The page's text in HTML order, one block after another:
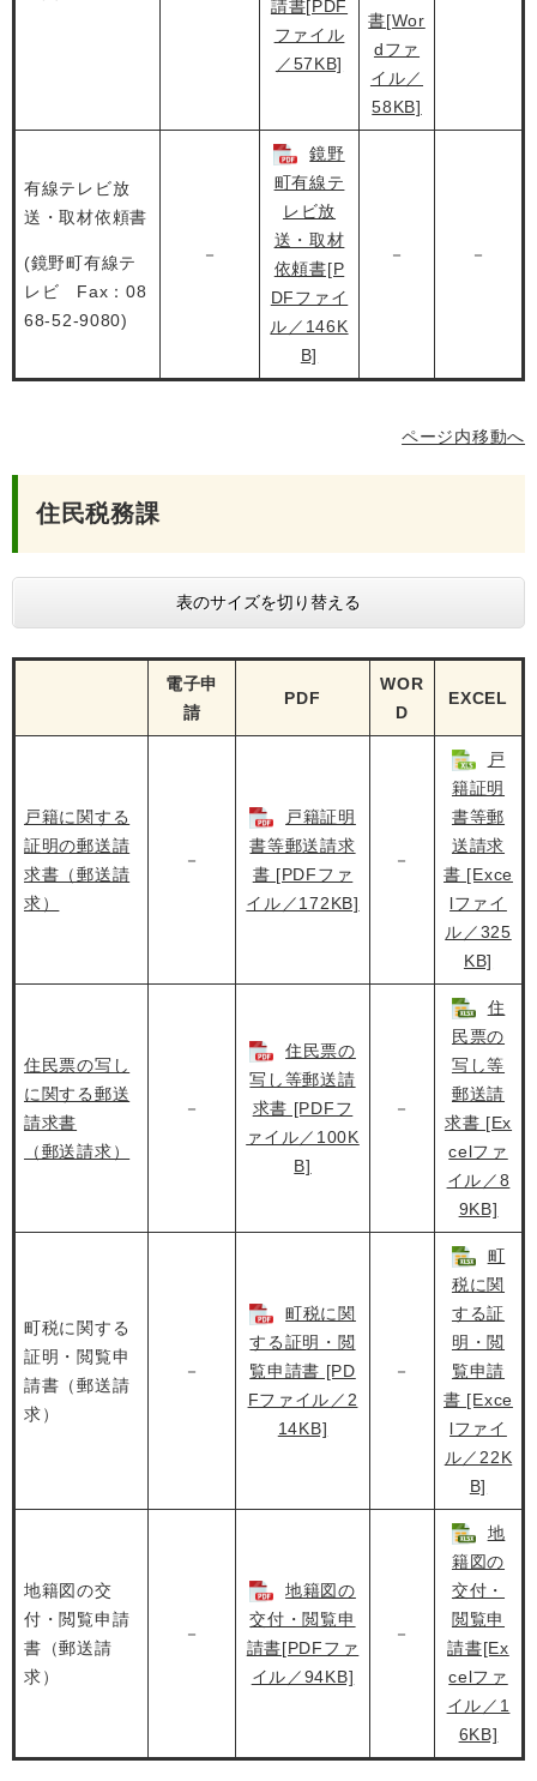
請書[PDF
ファイル
／57KB]
書[Wor
dファ
イル／
58KB]
有線テレビ放
送・取材依頼書
(鏡野町有線テ
レビ Fax：08
68-52-9080)
－
鏡野
町有線テ
レビ放
送・取材
依頼書[P
DFファイ
ル／146K
B]
－ －
ページ内移動へ
住民税務課
表のサイズを切り替える
電子申
請
PDF
WOR
D
EXCEL
戸籍に関する
証明の郵送請
求書（郵送請
求）
－
戸籍証明
書等郵送請求
書 [PDFファ
イル／172KB]
－
戸
籍証明
書等郵
送請求
書 [Exce
lファイ
ル／325
KB]
住民票の写し
に関する郵送
請求書
（郵送請求）
－
住民票の
写し等郵送請
求書 [PDFフ
ァイル／100K
B]
－
住
民票の
写し等
郵送請
求書 [Ex
celファ
イル／8
9KB]
町税に関する
証明・閲覧申
請書（郵送請
求）
－
町税に関
する証明・閲
覧申請書 [PD
Fファイル／2
14KB]
－
町
税に関
する証
明・閲
覧申請
書 [Exce
lファイ
ル／22K
B]
地籍図の交
付・閲覧申請
書（郵送請
求）
－
地籍図の
交付・閲覧申
請書[PDFファ
イル／94KB]
－
地
籍図の
交付・
閲覧申
請書[Ex
celファ
イル／1
6KB]